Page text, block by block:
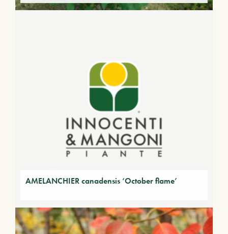
AMELANCHIER canadensis ‘October flame’